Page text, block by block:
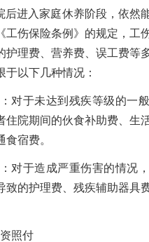
后进入家庭休养阶段，依然
工伤保险条例》的规定，工
护理费、营养费、误工费等
于以下几种情况：
对于未达到残疾等级的一
住院期间的伙食补助费、生
宿费。
对于造成严重伤害的情况
致的护理费、残疾辅助器具
照付